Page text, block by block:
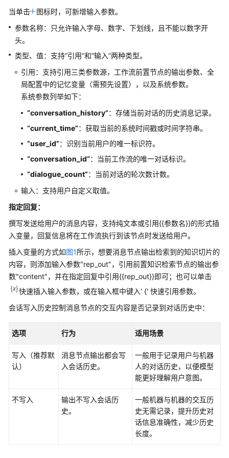
工
作
用
工
作
介
绍
话
型
作
流
和
务
型
工
作
流
工
用
当单击
图标时，可新增输入参数。
参数名称：只允许输入字母、数字、下划线，且不能以数字开
头。
类型、值：支持“引用”和“输入”两种类型。
引用：支持引用三类参数源，工作流前置节点的输出参数、全
局配置中的记忆变量（需预先设置），以及系统参数。
系统参数列举如下：
“conversation_history”：存储当前对话的历史消息记录。
“current_time”：获取当前的系统时间戳或时间字符串。
“user_id”：识别当前用户的唯一标识符。
“conversation_id”：当前工作流的唯一对话标识。
“dialogue_count”：当前对话的轮次数计数。
输入：支持用户自定义取值。
指定回复：
撰写发送给用户的消息内容，支持纯文本或引用{{参数名}}的形式插
入变量，回复信息将在工作流执行到该节点时发送给用户。
插入变量的方式如图1所示，想要消息节点输出检索到的知识切片的
内容，则添加输入参数"rep_out"，引用前置知识检索节点的输出参
数"content"，并在指定回复中引用{{rep_out}}即可；也可以单击
快速插入输入参数，或在输入框中键入' {' 快速引用参数。
会话写入历史控制消息节点的交互内容是否记录到对话历史中：
选项 行为 适用场景
写入（推荐默
认）
消息节点输出都会写
入会话历史。
一般用于记录用户与机器
人的对话历史，以便模型
能更好理解用户意图。
不写入
输出不写入会话历
史。
一般机器与机器的交互历
史无需记录，提升历史对
话信息准确性，减少历史
长度。